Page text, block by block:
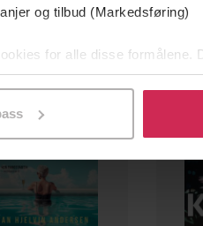
og tilbud (Markedsføring)
for alle disse formålene.
når som helst trekke